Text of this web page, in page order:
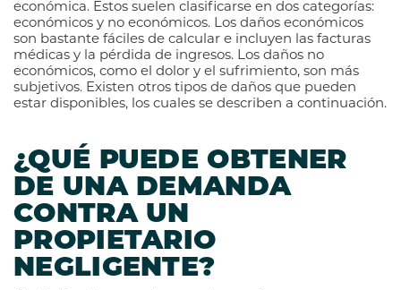
económica. Estos suelen clasificarse en dos categorías:
económicos y no económicos. Los daños económicos
son bastante fáciles de calcular e incluyen las facturas
médicas y la pérdida de ingresos. Los daños no
económicos, como el dolor y el sufrimiento, son más
subjetivos. Existen otros tipos de daños que pueden
estar disponibles, los cuales se describen a continuación.
¿QUÉ PUEDE OBTENER
DE UNA DEMANDA
CONTRA UN
PROPIETARIO
NEGLIGENTE?